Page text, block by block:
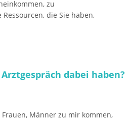
zu
die Sie haben,
dabei haben?
Männer zu mir kommen,